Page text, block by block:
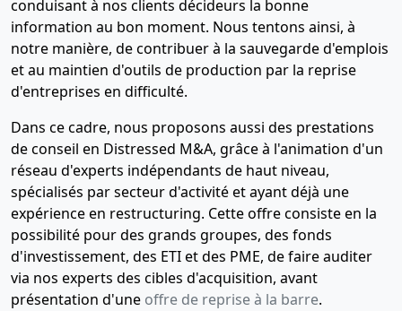
conduisant à nos clients décideurs la bonne
information au bon moment. Nous tentons ainsi, à
notre manière, de contribuer à la sauvegarde d'emplois
et au maintien d'outils de production par la reprise
d'entreprises en difficulté.
Dans ce cadre, nous proposons aussi des prestations
de conseil en Distressed M&A, grâce à l'animation d'un
réseau d'experts indépendants de haut niveau,
spécialisés par secteur d'activité et ayant déjà une
expérience en restructuring. Cette offre consiste en la
possibilité pour des grands groupes, des fonds
d'investissement, des ETI et des PME, de faire auditer
via nos experts des cibles d'acquisition, avant
présentation d'une offre de reprise à la barre.